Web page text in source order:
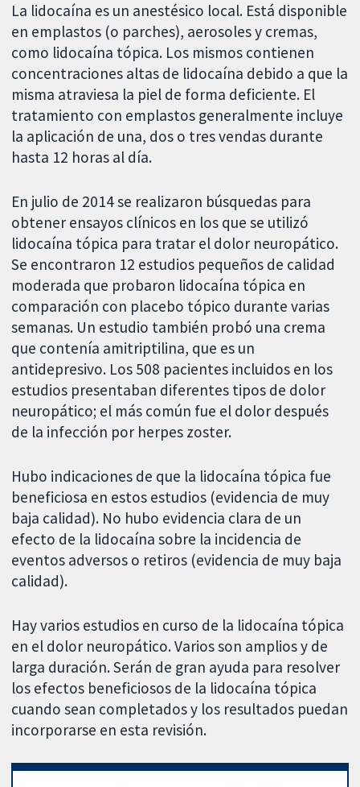
La lidocaína es un anestésico local. Está disponible
en emplastos (o parches), aerosoles y cremas,
como lidocaína tópica. Los mismos contienen
concentraciones altas de lidocaína debido a que la
misma atraviesa la piel de forma deficiente. El
tratamiento con emplastos generalmente incluye
la aplicación de una, dos o tres vendas durante
hasta 12 horas al día.
En julio de 2014 se realizaron búsquedas para
obtener ensayos clínicos en los que se utilizó
lidocaína tópica para tratar el dolor neuropático.
Se encontraron 12 estudios pequeños de calidad
moderada que probaron lidocaína tópica en
comparación con placebo tópico durante varias
semanas. Un estudio también probó una crema
que contenía amitriptilina, que es un
antidepresivo. Los 508 pacientes incluidos en los
estudios presentaban diferentes tipos de dolor
neuropático; el más común fue el dolor después
de la infección por herpes zoster.
Hubo indicaciones de que la lidocaína tópica fue
beneficiosa en estos estudios (evidencia de muy
baja calidad). No hubo evidencia clara de un
efecto de la lidocaína sobre la incidencia de
eventos adversos o retiros (evidencia de muy baja
calidad).
Hay varios estudios en curso de la lidocaína tópica
en el dolor neuropático. Varios son amplios y de
larga duración. Serán de gran ayuda para resolver
los efectos beneficiosos de la lidocaína tópica
cuando sean completados y los resultados puedan
incorporarse en esta revisión.